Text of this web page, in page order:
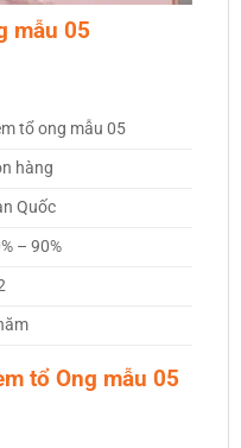
mẫu 05
tổ ong mẫu 05
hàng
Quốc
– 90%
tổ Ong mẫu 05